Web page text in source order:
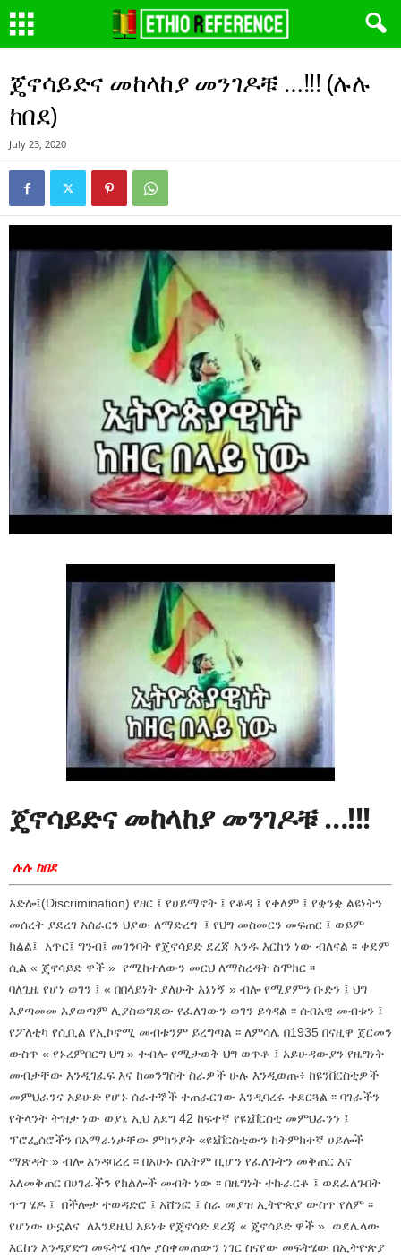
ጄኖሳይድና መከላከያ መንገዶቹ …!!! (ሉሉ
ከበደ)
July 23, 2020
ጄኖሳይድና መከላከያ መንገዶቹ …!!!
ሉሉ ከበደ
አድሎ፤(Discrimination) የዘር ፤ የሀይማኖት ፤ የቆዳ ፤ የቀለም ፤ የቋንቋ ልዩነትን
መሰረት ያደረገ አሰራርን ህያው ለማድረግ ፤ የህግ መስመርን መፍጠር ፤ ወይም
ክልል፤ አጥር፤ ግንብ፤ መገንባት የጄኖሳይድ ደረጃ አንዱ እርከን ነው ብለናል ፡፡ ቀደም
ሲል « ጄኖሳይድ ዋች » የሚከተለውን መርህ ለማስረዳት ስሞክር ፡፡
ባለጊዜ የሆነ ወገን ፤ « በበላይነት ያለሁት እኔነኝ » ብሎ የሚያምን ቡድን ፤ ህግ
እያጣመመ እያወጣም ሊያስወግደው የፈለገውን ወገን ይጎዳል ፡፡ ሰብአዊ መብቱን ፤
የፖለቲካ የሲቢል የኢኮኖሚ መብቱንም ይረግጣል ፡፡ ለምሳሌ በ1935 በናዚዋ ጀርመን
ውስጥ « የኑረምበርግ ህግ » ተብሎ የሚታወቅ ህግ ወጥቶ ፤ አይሁዳውያን የዜግነት
መብታቸው እንዲገፈፍ እና ከመንግስት ስራዎች ሁሉ እንዲወጡ፥ ከዩንቨርስቲዎች
መምህራንና አይሁድ የሆኑ ሰራተኞች ተጠራርገው እንዲባረሩ ተደርጓል ፡፡ ባገራችን
የትላንት ትዝታ ነው ወያኔ ኢህ አደግ 42 ከፍተኛ የዩኒቨርስቲ መምህራንን ፤
ፕሮፌሰሮችን በአማራነታቸው ምክንያት «ዩኒቨርስቲውን ከትምክተኛ ሀይሎች
ማጽዳት » ብሎ እንዳባረረ ፡፡ በአሁኑ ሰአትም ቢሆን የፈለጉትን መቅጠር እና
አለመቅጠር በሀገራችን የክልሎች መብት ነው ፡፡ በዜግነት ተኩራርቶ ፤ ወደፈለጉበት
ጥግ ሄዶ ፤ በችሎታ ተወዳድሮ ፤ አሸንፎ ፤ ስራ መያዝ ኢትዮጵያ ውስጥ የለም ፡፡
የሆነው ሁኗልና ለእንደዚህ አይነቱ የጄኖሳድ ደረጃ « ጄኖሳይድ ዋች » ወደሌላው
እርከን እንዳያድግ መፍትሄ ብሎ ያስቀመጠውን ነገር ስናየው መፍትሄው በኢትዮጵያ